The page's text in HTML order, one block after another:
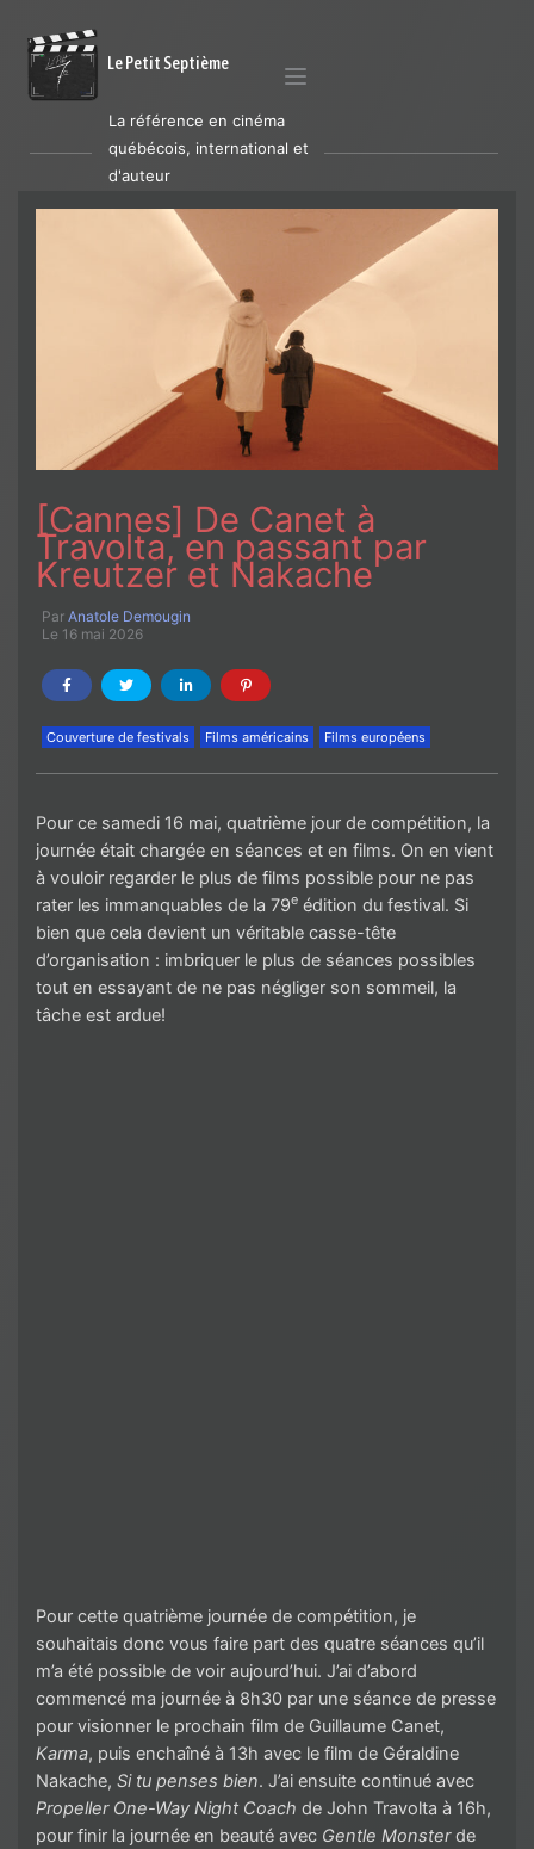
Le Petit Septième
La référence en cinéma
québécois, international et
d'auteur
[Cannes] De Canet à
Travolta, en passant par
Kreutzer et Nakache
Par Anatole Demougin
Le 16 mai 2026
Couverture de festivals Films américains Films européens
Pour ce samedi 16 mai, quatrième jour de compétition, la
journée était chargée en séances et en films. On en vient
à vouloir regarder le plus de films possible pour ne pas
rater les immanquables de la 79e édition du festival. Si
bien que cela devient un véritable casse-tête
d’organisation : imbriquer le plus de séances possibles
tout en essayant de ne pas négliger son sommeil, la
tâche est ardue!
Pour cette quatrième journée de compétition, je
souhaitais donc vous faire part des quatre séances qu’il
m’a été possible de voir aujourd’hui. J’ai d’abord
commencé ma journée à 8h30 par une séance de presse
pour visionner le prochain film de Guillaume Canet,
Karma, puis enchaîné à 13h avec le film de Géraldine
Nakache, Si tu penses bien. J’ai ensuite continué avec
Propeller One-Way Night Coach de John Travolta à 16h,
pour finir la journée en beauté avec Gentle Monsterde